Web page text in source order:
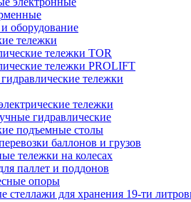
оборудование
тележки
тележки TOR
тележки PROLIFT
тележки
тележки
гидравлические
подъемные столы
баллонов и грузов
тележки на колесах
паллет и поддонов
опоры
стеллажи для хранения 19-ти